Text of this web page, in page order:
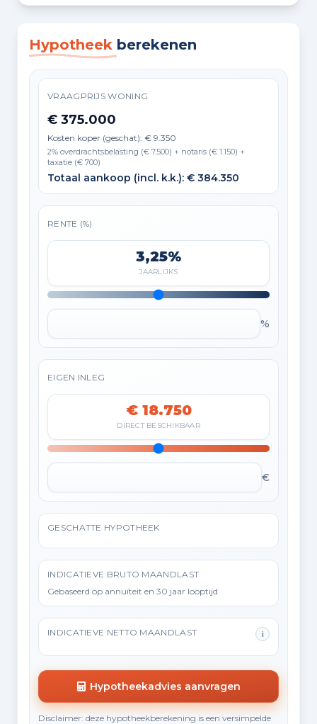
Hypotheek berekenen
VRAAGPRIJS WONING
€ 375.000
Kosten koper (geschat): € 9.350
2% overdrachtsbelasting (€ 7.500) + notaris (€ 1.150) +
taxatie (€ 700)
Totaal aankoop (incl. k.k.): € 384.350
RENTE (%)
3,25%
JAARLIJKS
%
EIGEN INLEG
€ 18.750
DIRECT BESCHIKBAAR
€
GESCHATTE HYPOTHEEK
INDICATIEVE BRUTO MAANDLAST
Gebaseerd op annuïteit en 30 jaar looptijd
INDICATIEVE NETTO MAANDLAST i
Hypotheekadvies aanvragen
Disclaimer: deze hypotheekberekening is een versimpelde